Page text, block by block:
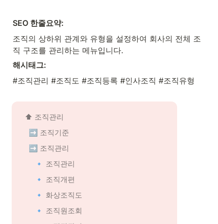
SEO 한줄요약:
조직의 상하위 관계와 유형을 설정하여 회사의 전체 조
직 구조를 관리하는 메뉴입니다.
해시태그:
#조직관리 #조직도 #조직등록 #인사조직 #조직유형
⬆️ 조직관리
➡️ 조직기준
➡️ 조직관리
🔹 조직관리
🔹 조직개편
🔹 화상조직도
🔹 조직원조회